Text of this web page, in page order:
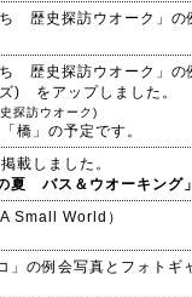
歴史探訪ウオーク」
歴史探訪ウオーク」の
) をアップしました。
探訪ウオーク)
橋」の予定です。
載しました。
夏 バス＆ウオーキング
Small World）
」の例会写真とフォト